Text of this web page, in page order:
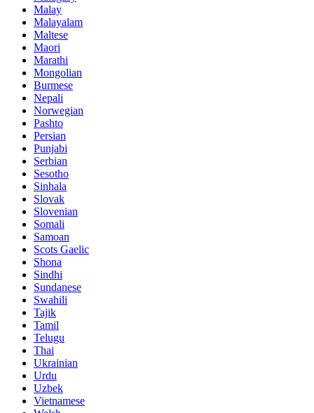
Malay
Malayalam
Maltese
Maori
Marathi
Mongolian
Burmese
Nepali
Norwegian
Pashto
Persian
Punjabi
Serbian
Sesotho
Sinhala
Slovak
Slovenian
Somali
Samoan
Scots Gaelic
Shona
Sindhi
Sundanese
Swahili
Tajik
Tamil
Telugu
Thai
Ukrainian
Urdu
Uzbek
Vietnamese